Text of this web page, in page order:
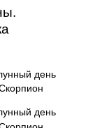
день
день